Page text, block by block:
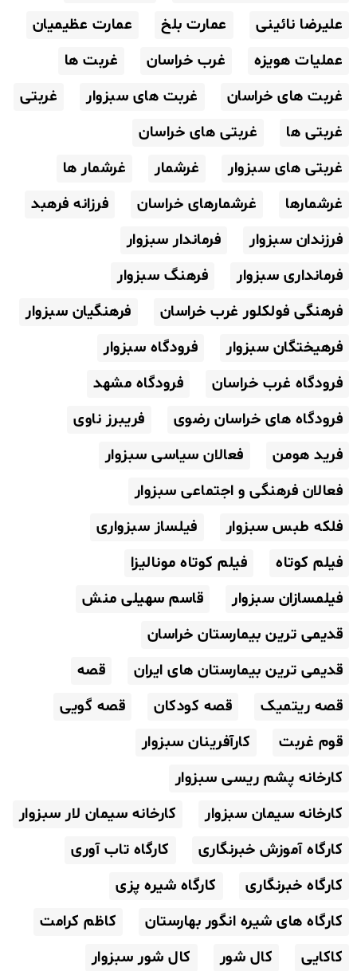
علیرضا نائینی
عمارت بلخ
عمارت عظیمیان
عملیات هویزه
غرب خراسان
غربت ها
غربت های خراسان
غربت های سبزوار
غربتی
غربتی ها
غربتی های خراسان
غربتی های سبزوار
غرشمار
غرشمار ها
غرشمارها
غرشمارهای خراسان
فرزانه فرهبد
فرزندان سبزوار
فرماندار سبزوار
فرمانداری سبزوار
فرهنگ سبزوار
فرهنگی فولکلور غرب خراسان
فرهنگیان سبزوار
فرهیختگان سبزوار
فرودگاه سبزوار
فرودگاه غرب خراسان
فرودگاه مشهد
فرودگاه های خراسان رضوی
فریبرز ناوی
فرید هومن
فعالان سیاسی سبزوار
فعالان فرهنگی و اجتماعی سبزوار
فلکه طبس سبزوار
فیلساز سبزواری
فیلم کوتاه
فیلم کوتاه مونالیزا
فیلمسازان سبزوار
قاسم سهیلی منش
قدیمی ترین بیمارستان خراسان
قدیمی ترین بیمارستان های ایران
قصه
قصه ریتمیک
قصه کودکان
قصه گویی
قوم غربت
کارآفرینان سبزوار
کارخانه پشم ریسی سبزوار
کارخانه سیمان سبزوار
کارخانه سیمان لار سبزوار
کارگاه آموزش خبرنگاری
کارگاه تاب آوری
کارگاه خبرنگاری
کارگاه شیره پزی
کارگاه های شیره انگور بهارستان
کاظم کرامت
کاکایی
کال شور
کال شور سبزوار